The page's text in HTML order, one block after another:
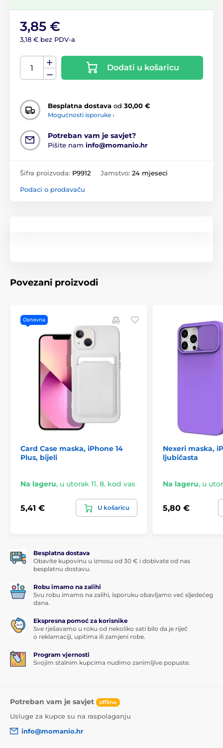
3,85 €
3,18 € bez PDV-a
Dodati u košaricu
Besplatna dostava od 30,00 €
Mogućnosti isporuke ›
Potreban vam je savjet?
Pišite nam info@momanio.hr
Šifra proizvoda: P9912 Jamstvo: 24 mjeseci
Podaci o prodavaču
Povezani proizvodi
Osnovna
Card Case maska, iPhone 14
Plus, bijeli
Na lageru, u utorak 11. 8. kod vas
5,41 € U košaricu
Nexeri maska,
ljubičasta
Na lageru, u
5,80 €
Besplatna dostava
Obavite kupovinu u iznosu od 30 € i dobivate od nas
besplatnu dostavu.
Robu imamo na zalihi
Svu robu imamo na zalihi, isporuku obavljamo već sljedećeg
dana.
Ekspresna pomoć za korisnike
Sve rješavamo u roku od nekoliko sati bilo da je riječ
o reklamaciji, upitima ili zamjeni robe.
Program vjernosti
Svojim stalnim kupcima nudimo zanimljive popuste.
Potreban vam je savjet offline
Usluge za kupce su na raspolaganju
info@momanio.hr